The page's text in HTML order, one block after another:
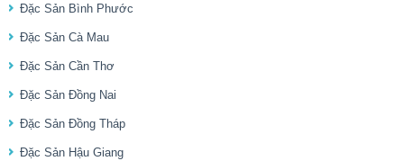
Đặc Sản Bình Phước
Đặc Sản Cà Mau
Đặc Sản Cần Thơ
Đặc Sản Đồng Nai
Đặc Sản Đồng Tháp
Đặc Sản Hậu Giang